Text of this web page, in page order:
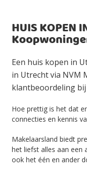
HUIS KOPEN
Een huis kopen in
in Utrecht via NVM
klantbeoordeling bij
Hoe prettig is het dat
connecties en kennis
Makelaarsland biedt
het liefst alles aan een
ook het één en ander